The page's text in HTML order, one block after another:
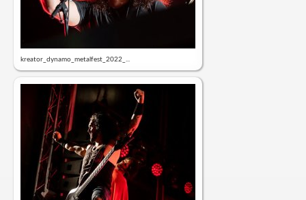
kreator_dynamo_metalfest_2022_...